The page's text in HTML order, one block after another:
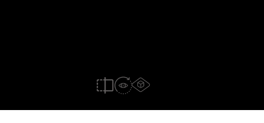
חווית ARהדמייה אצלך בבית